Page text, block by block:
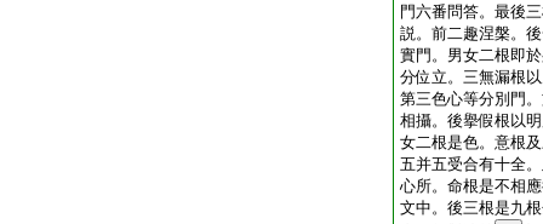
門六番問答。最後
説。前二趣涅槃。
實門。男女二根即
分位立。三無漏根
第三色心等分別門
相攝。後擧假根以
女二根是色。意根
五并五受合有十全
心所。命根是不相
文中。後三根是九